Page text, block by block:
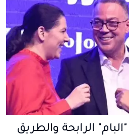
الرابحة والطريق